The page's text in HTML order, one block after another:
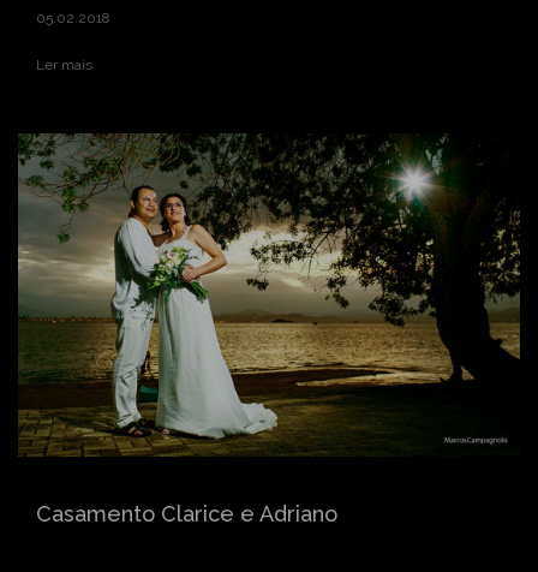
05.02.2018
Ler mais
Casamento Clarice e Adriano